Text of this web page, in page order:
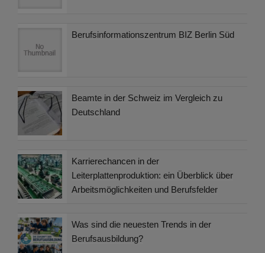
Berufsinformationszentrum BIZ Berlin Süd
Beamte in der Schweiz im Vergleich zu
Deutschland
Karrierechancen in der
Leiterplattenproduktion: ein Überblick über
Arbeitsmöglichkeiten und Berufsfelder
Was sind die neuesten Trends in der
Berufsausbildung?